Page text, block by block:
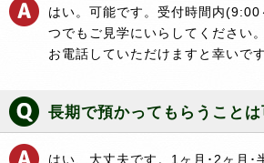
はい。可能です。受付時間内
つでもご見学にいらしてください
お電話していただけますと幸いです
長期で預かってもらうことは
はい、大丈夫です。1ヶ月･2ヶ月･